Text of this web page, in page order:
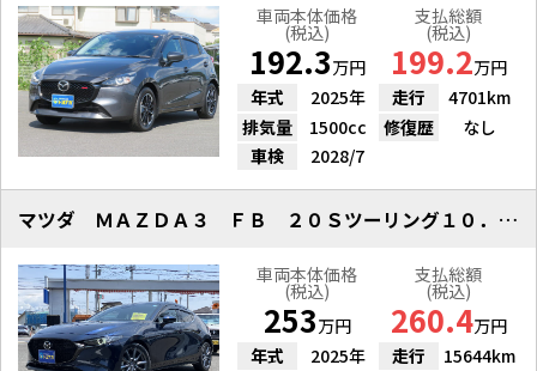
車両本体価格
(税込)
192.3万円
支払総額
(税込)
199.2万円
年式
2025年 走行
4701km
排気量
1500cc 修復歴
なし
車検
2028/7
マツダ ＭＡＺＤＡ３ ＦＢ ２０Ｓツーリング１０．２５ナビＴＶ ３６０Ｍ
車両本体価格
(税込)
253万円
支払総額
(税込)
260.4万円
年式
2025年 走行
15644km